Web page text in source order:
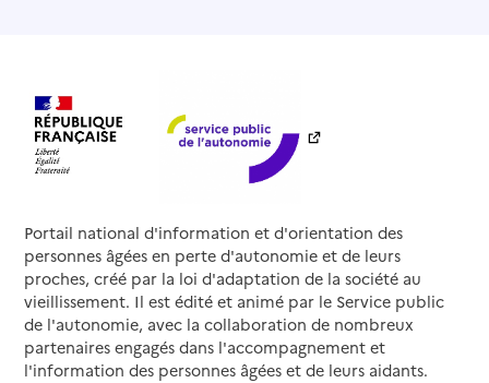
Portail national d'information et d'orientation des
personnes âgées en perte d'autonomie et de leurs
proches, créé par la loi d'adaptation de la société au
vieillissement. Il est édité et animé par le Service public
de l'autonomie, avec la collaboration de nombreux
partenaires engagés dans l'accompagnement et
l'information des personnes âgées et de leurs aidants.